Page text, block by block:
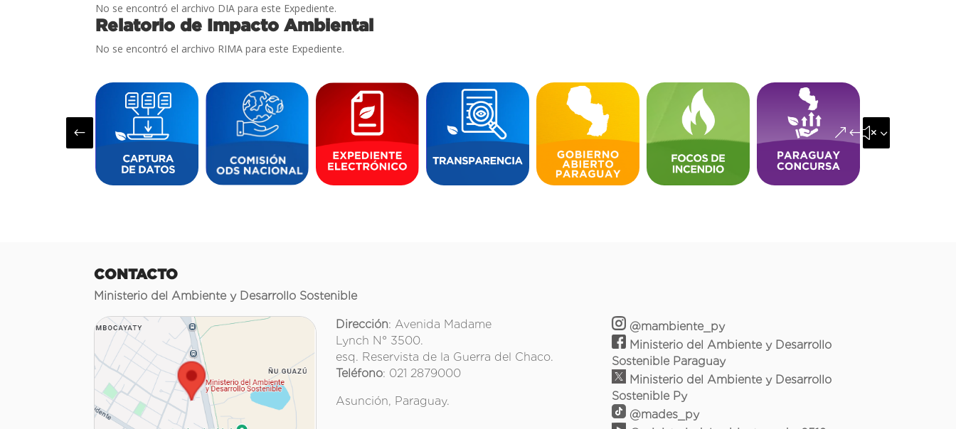
No se encontró el archivo DIA para este Expediente.
Relatorio de Impacto Ambiental
No se encontró el archivo RIMA para este Expediente.
# &#x35;
CONTACTO
Ministerio del Ambiente y Desarrollo Sostenible
Dirección: Avenida Madame
Lynch N° 3500.
esq. Reservista de la Guerra del Chaco.
Teléfono: 021 2879000
Asunción, Paraguay.
@mambiente_py
Ministerio del Ambiente y Desarrollo
Sostenible Paraguay
Ministerio del Ambiente y Desarrollo
Sostenible Py
@mades_py